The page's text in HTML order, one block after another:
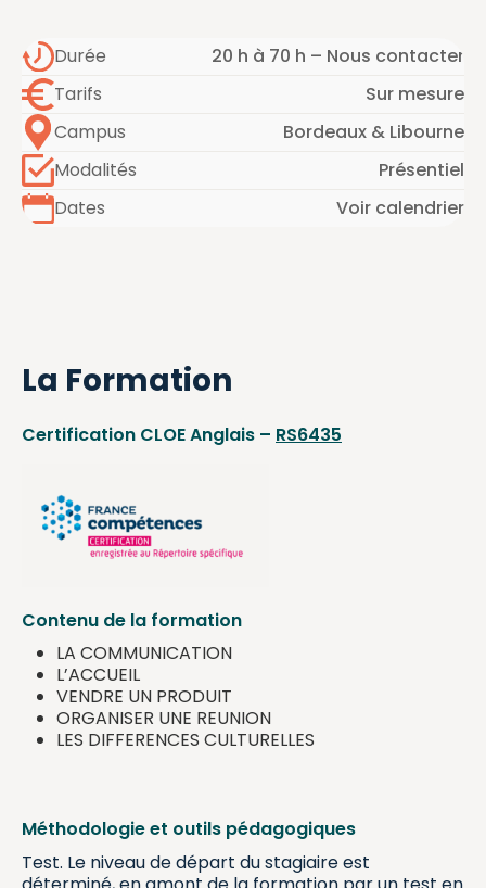
Durée
20 h à 70 h – Nous contacter
Tarifs
Sur mesure
Campus
Bordeaux & Libourne
Modalités
Présentiel
Dates
Voir calendrier
La Formation
Certification CLOE Anglais – RS6435
Contenu de la formation
LA COMMUNICATION
L’ACCUEIL
VENDRE UN PRODUIT
ORGANISER UNE REUNION
LES DIFFERENCES CULTURELLES
Méthodologie et outils pédagogiques
Test. Le niveau de départ du stagiaire est